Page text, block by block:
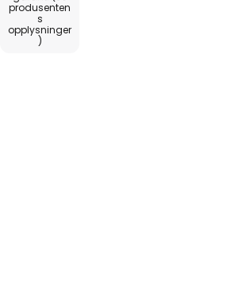
produsenten
s
opplysninger
)